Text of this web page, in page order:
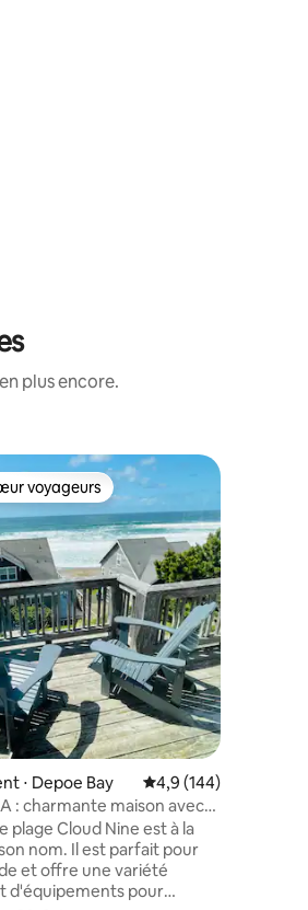
plus encore.
de 118 commentaires : 4,98 sur 5
voyageurs
voyageurs
⋅ Depoe Bay Évaluation moyenne
4,9 (144)
: charmante maison avec
et jacuzzi
plage Cloud Nine est à la
nom. Il est parfait pour
et offre une variété
d'équipements pour